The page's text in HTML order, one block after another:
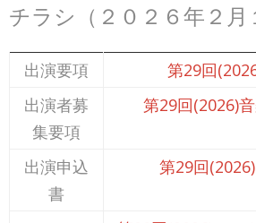
チラシ（２０２６年２月
出演要項
第29回
出演者募
集要項
第29回(2026)
出演申込
書
第29回